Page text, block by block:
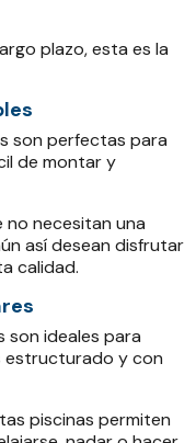
plazo, esta es la
son perfectas para
de montar y
no necesitan una
así desean disfrutar
calidad.
son ideales para
estructurado y con
piscinas permiten